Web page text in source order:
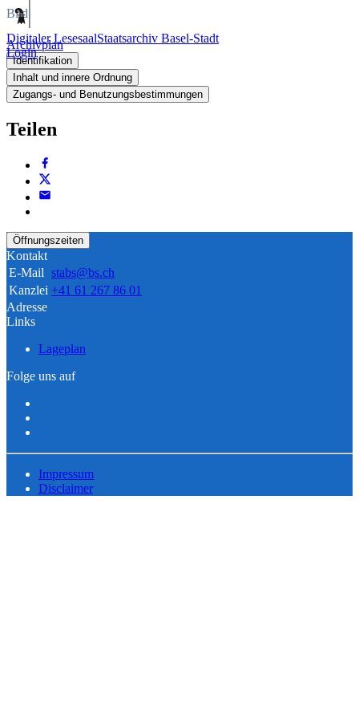
Digitaler LesesaalStaatsarchiv Basel-Stadt
Login
Bild
Archivplan
Identifikation
Inhalt und innere Ordnung
Zugangs- und Benutzungsbestimmungen
Teilen
Öffnungszeiten
Kontakt
E-Mail stabs@bs.ch
Kanzlei +41 61 267 86 01
Adresse
Links
Lageplan
Folge uns auf
Impressum
Disclaimer